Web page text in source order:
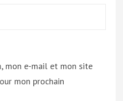
mon e-mail et mon site
mon prochain